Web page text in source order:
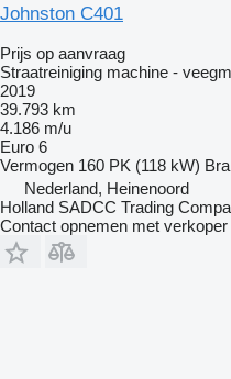
Johnston C401
Prijs op aanvraag
Straatreiniging machine -
2019
39.793 km
4.186 m/u
Euro 6
Vermogen 160 PK (118 kW)
Nederland, Heinenoord
Holland SADCC Trading
Contact opnemen met verkoper